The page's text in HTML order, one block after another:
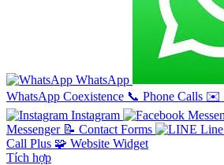
WhatsApp
WhatsApp Coexistence 📞 Phone Calls ✉️
Instagram
Messenger 📝 Contact Forms Line
Call Plus 🧩 Website Widget
Tích hợp